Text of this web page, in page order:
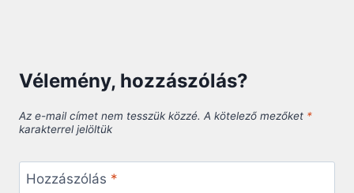
Vélemény, hozzászólás?
Az e-mail címet nem tesszük közzé. A kötelező mezőket *
karakterrel jelöltük
Hozzászólás *